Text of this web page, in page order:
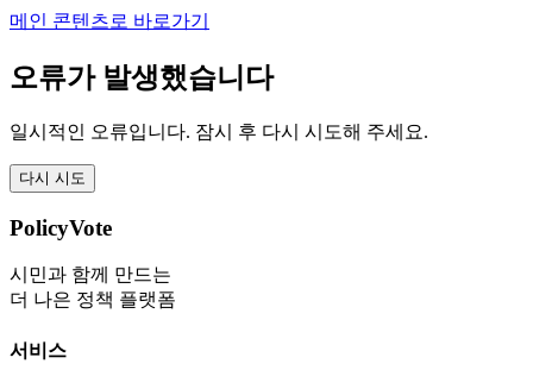
메인 콘텐츠로 바로가기
오류가 발생했습니다
일시적인 오류입니다. 잠시 후 다시 시도해 주세요.
다시 시도
PolicyVote
시민과 함께 만드는
더 나은 정책 플랫폼
서비스